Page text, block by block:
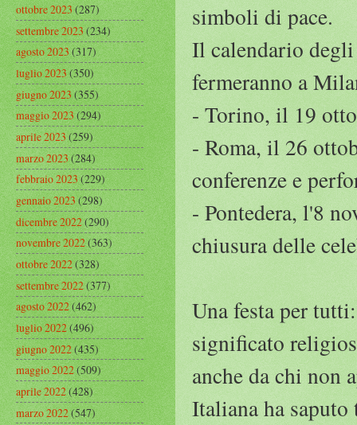
simboli di pace.
Il calendario
fermeranno a
- Torino, il 19
- Roma, il 26
conferenze e
- Pontedera, l'8
chiusura delle
Una festa per
significato
anche da chi non
Italiana ha
ottobre 2023(287)
settembre 2023(234)
agosto 2023(317)
luglio 2023(350)
giugno 2023(355)
maggio 2023(294)
aprile 2023(259)
marzo 2023(284)
febbraio 2023(229)
gennaio 2023(298)
dicembre 2022(290)
novembre 2022(363)
ottobre 2022(328)
settembre 2022(377)
agosto 2022(462)
luglio 2022(496)
giugno 2022(435)
maggio 2022(509)
aprile 2022(428)
marzo 2022(547)